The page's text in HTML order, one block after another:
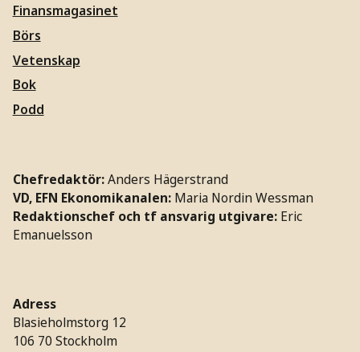
Finansmagasinet
Börs
Vetenskap
Bok
Podd
Chefredaktör:Anders Hägerstrand
VD, EFN Ekonomikanalen: Maria Nordin Wessman
Redaktionschef och tf ansvarig utgivare: Eric
Emanuelsson
Adress
Blasieholmstorg 12
106 70 Stockholm